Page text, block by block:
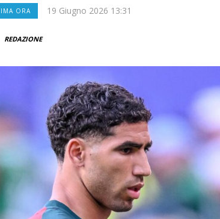
ORA 19 Giugno 2026 13:31
REDAZIONE